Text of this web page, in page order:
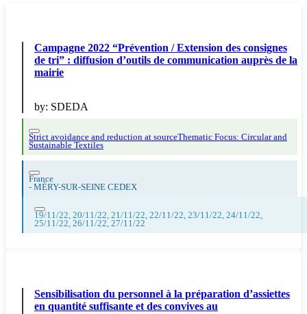
Campagne 2022 “Prévention / Extension des consignes
de tri” : diffusion d’outils de communication auprès de la
mairie
by: SDEDA
Strict avoidance and reduction at sourceThematic Focus: Circular and
Sustainable Textiles
France
- MÉRY-SUR-SEINE CEDEX
19/11/22, 20/11/22, 21/11/22, 22/11/22, 23/11/22, 24/11/22,
25/11/22, 26/11/22, 27/11/22
Sensibilisation du personnel à la préparation d’assiettes
en quantité suffisante et des convives au